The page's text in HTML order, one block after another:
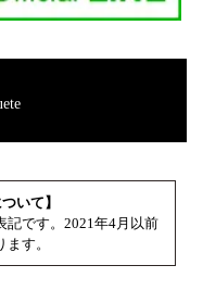
いて】
記です。2021年4月以前
す。